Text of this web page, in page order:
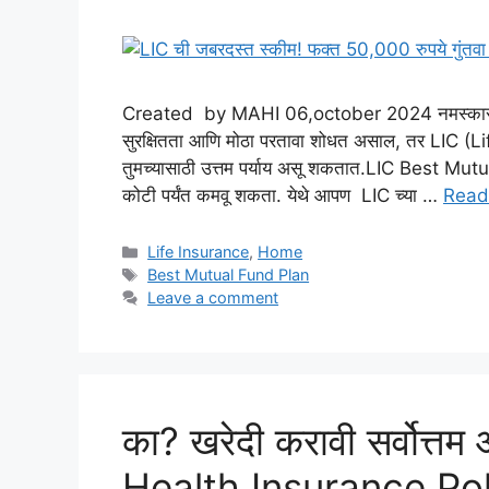
Created by MAHI 06,october 2024 नमस्कार
सुरक्षितता आणि मोठा परतावा शोधत असाल, तर
तुमच्यासाठी उत्तम पर्याय असू शकतात.LIC Best
कोटी पर्यंत कमवू शकता. येथे आपण LIC च्या …
Categories
Life Insurance, Home
Tags
Best Mutual Fund Plan
Leave a comment
का? खरेदी करावी